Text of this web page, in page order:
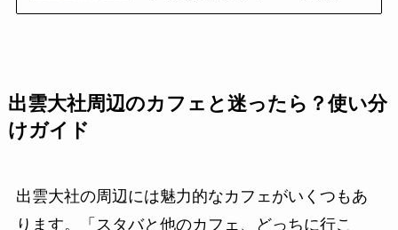
出雲大社周辺のカフェと迷ったら？使い分
けガイド
出雲大社の周辺には魅力的なカフェがいくつもあ
ります。「スタバと他のカフェ、どっちに行こ